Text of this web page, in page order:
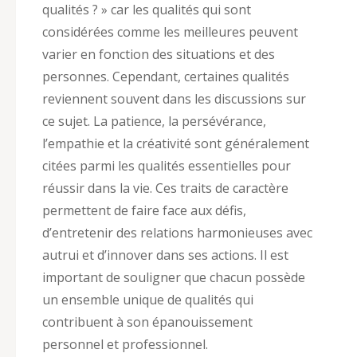
qualités ? » car les qualités qui sont
considérées comme les meilleures peuvent
varier en fonction des situations et des
personnes. Cependant, certaines qualités
reviennent souvent dans les discussions sur
ce sujet. La patience, la persévérance,
l’empathie et la créativité sont généralement
citées parmi les qualités essentielles pour
réussir dans la vie. Ces traits de caractère
permettent de faire face aux défis,
d’entretenir des relations harmonieuses avec
autrui et d’innover dans ses actions. Il est
important de souligner que chacun possède
un ensemble unique de qualités qui
contribuent à son épanouissement
personnel et professionnel.